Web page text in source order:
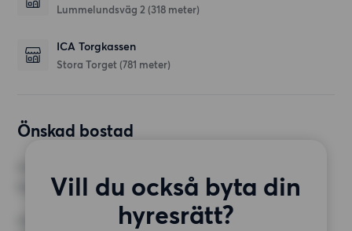
Lummelundsväg 2 (318 meter)
ICA Torgkassen
Stora Torget (781 meter)
Önskad bostad
Vill du också byta din
hyresrätt?
MINST ANTAL KVADRATMETER